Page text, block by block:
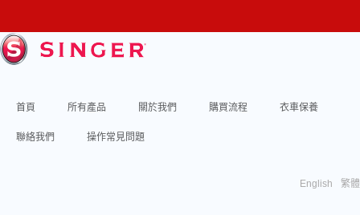
首頁 所有產品 關於我們 購買流程 衣車保養
聯絡我們 操作常見問題
English 繁體